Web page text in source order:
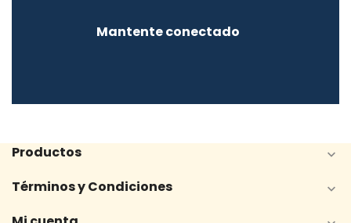
Mantente conectado
Productos 
Términos y Condiciones 